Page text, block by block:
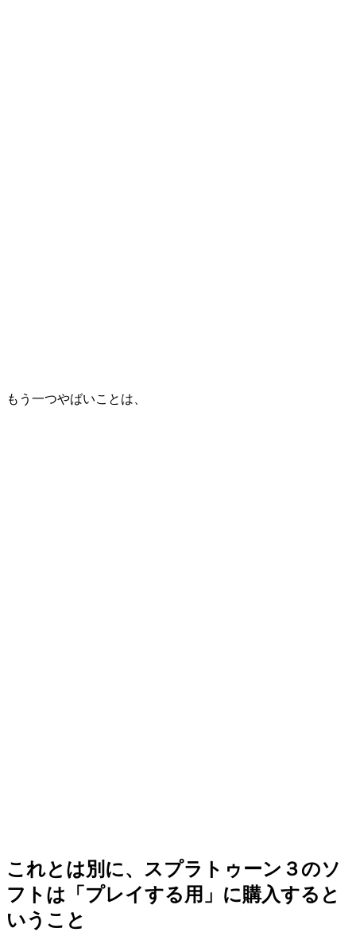
もう一つやばいことは、
これとは別に、スプラトゥーン３のソ
フトは「プレイする用」に購入すると
いうこと